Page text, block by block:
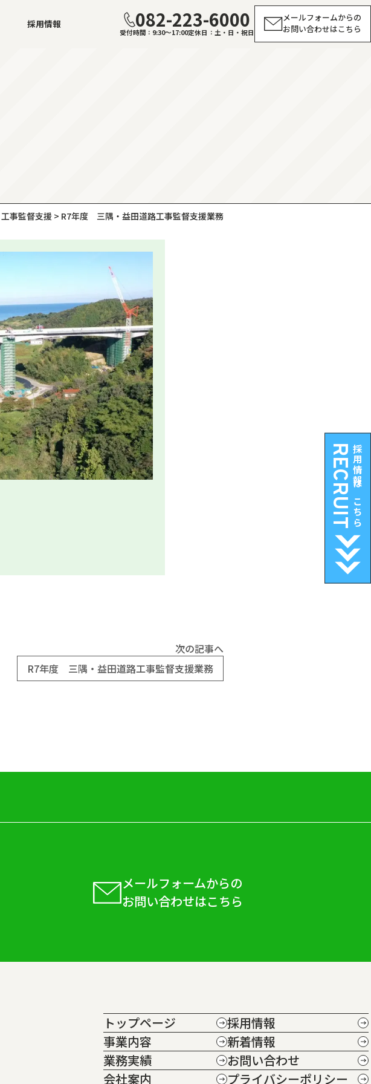
採用情報 082-223-6000
受付時間 9:30～17:00定休日 土・日・祝日
メールフォームからの
お問い合わせはこちら
工事監督支援 > R7年度 三隅・益田道路工事監督支援業務
次の記事へ
R7年度 三隅・益田道路工事監督支援業務
メールフォームからの
お問い合わせはこちら
トップページ
事業内容
業務実績
会社案内
採用情報
新着情報
お問い合わせ
プライバシーポリシー
採用情報はこちら
RECRUIT